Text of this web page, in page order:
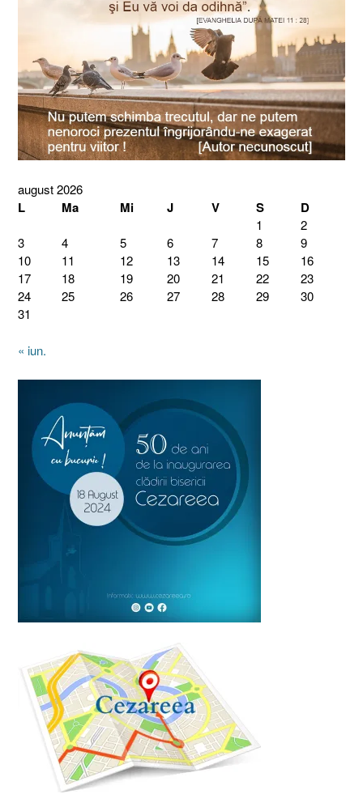
august 2026
L Ma Mi J V S D
1
2
3
4 5 6 7 8
9
10
11 12 13 14 15
16
17
18 19 20 21 22
23
24
25 26 27 28 29
30
31
« iun.